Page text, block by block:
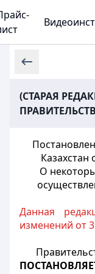
(СТАРАЯ
Казахстан
О
Данная
изменений от